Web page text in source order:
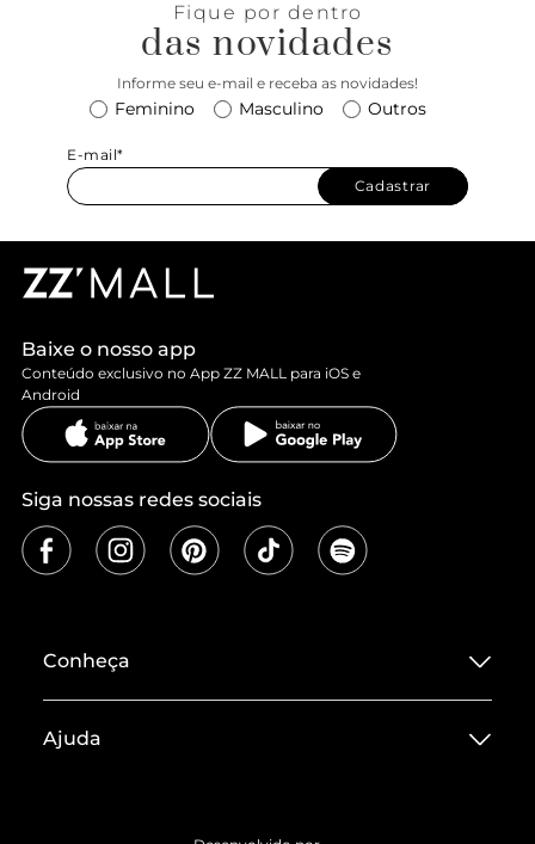
Fique por dentro
das novidades
Informe seu e-mail e receba as novidades!
Feminino Masculino Outros
E-mail*
Cadastrar
Baixe o nosso app
Conteúdo exclusivo no App ZZ MALL para iOS e
Android
Siga nossas redes sociais
Conheça
Termos de Uso
Ajuda